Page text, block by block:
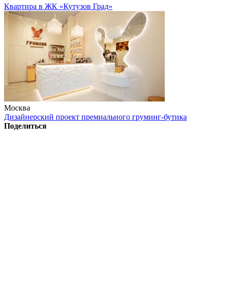
Квартира в ЖК «Кутузов Град»
Москва
Дизайнерский проект премиального груминг-бутика
Поделиться